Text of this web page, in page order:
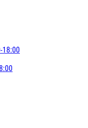
18:00